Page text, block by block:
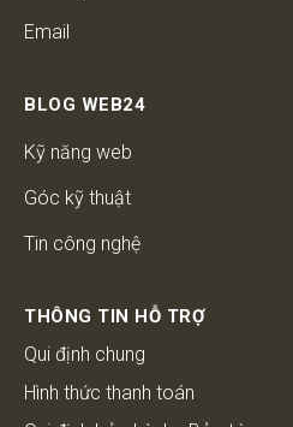
Email
BLOG WEB24
Kỹ năng web
Góc kỹ thuật
Tin công nghệ
THÔNG TIN HỖ TRỢ
Qui định chung
Hình thức thanh toán